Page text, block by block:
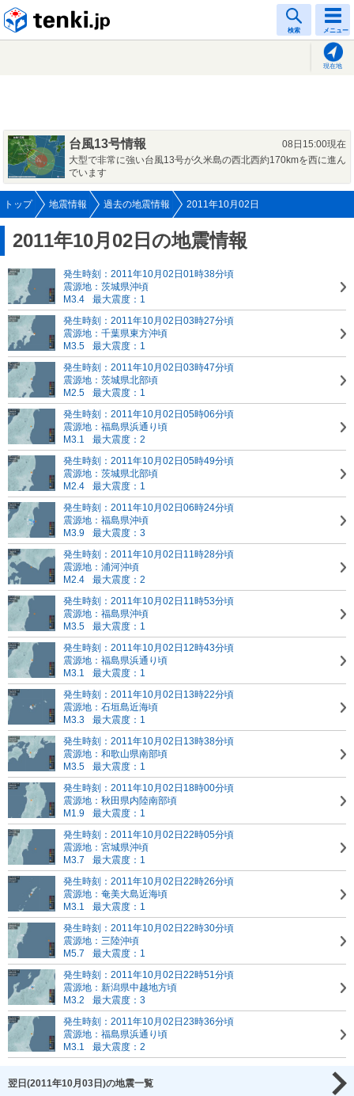
検索 メニュー
現在地
台風13号情報
08日15:00現在
大型で非常に強い台風13号が久米島の西北西約170kmを西に進ん
でいます
トップ 地震情報 過去の地震情報 2011年10月02日
2011年10月02日の地震情報
発生時刻：2011年10月02日01時38分頃
震源地：茨城県沖頃
M3.4
最大震度：1
発生時刻：2011年10月02日03時27分頃
震源地：千葉県東方沖頃
M3.5
最大震度：1
発生時刻：2011年10月02日03時47分頃
震源地：茨城県北部頃
M2.5
最大震度：1
発生時刻：2011年10月02日05時06分頃
震源地：福島県浜通り頃
M3.1
最大震度：2
発生時刻：2011年10月02日05時49分頃
震源地：茨城県北部頃
M2.4
最大震度：1
発生時刻：2011年10月02日06時24分頃
震源地：福島県沖頃
M3.9
最大震度：3
発生時刻：2011年10月02日11時28分頃
震源地：浦河沖頃
M2.4
最大震度：2
発生時刻：2011年10月02日11時53分頃
震源地：福島県沖頃
M3.5
最大震度：1
発生時刻：2011年10月02日12時43分頃
震源地：福島県浜通り頃
M3.1
最大震度：1
発生時刻：2011年10月02日13時22分頃
震源地：石垣島近海頃
M3.3
最大震度：1
発生時刻：2011年10月02日13時38分頃
震源地：和歌山県南部頃
M3.5
最大震度：1
発生時刻：2011年10月02日18時00分頃
震源地：秋田県内陸南部頃
M1.9
最大震度：1
発生時刻：2011年10月02日22時05分頃
震源地：宮城県沖頃
M3.7
最大震度：1
発生時刻：2011年10月02日22時26分頃
震源地：奄美大島近海頃
M3.1
最大震度：1
発生時刻：2011年10月02日22時30分頃
震源地：三陸沖頃
M5.7
最大震度：1
発生時刻：2011年10月02日22時51分頃
震源地：新潟県中越地方頃
M3.2
最大震度：3
発生時刻：2011年10月02日23時36分頃
震源地：福島県浜通り頃
M3.1
最大震度：2
翌日(2011年10月03日)の地震一覧